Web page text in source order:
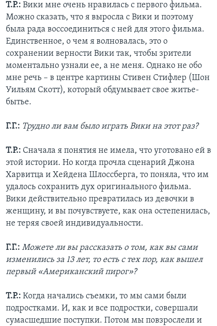
Т.Р.: Вики мне очень нравилась с первого фильма.
Можно сказать, что я выросла с Вики и поэтому
была рада воссоединиться с ней для этого фильма.
Единственное, о чем я волновалась, это о
сохранении верности Вики так, чтобы зрители
моментально узнали ее, а не меня. Однако не обо
мне речь – в центре картины Стивен Стифлер (Шон
Уильям Скотт), который обдумывает свое житье-
бытье.
Г.Г.: Трудно ли вам было играть Вики на этот раз?
Т.Р.: Сначала я понятия не имела, что уготовано ей в
этой истории. Но когда прочла сценарий Джона
Харвитца и Хейдена Шлоссберга, то поняла, что им
удалось сохранить дух оригинального фильма.
Вики действительно превратилась из девочки в
женщину, и вы почувствуете, как она остепенилась,
не теряя своей индивидуальности.
Г.Г.: Можете ли вы рассказать о том, как вы сами
изменились за 13 лет, то есть с тех пор, как вышел
первый «Американский пирог»?
Т.Р.: Когда начались съемки, то мы сами были
подростками. И, как и все подростки, совершали
сумасшедшие поступки. Потом мы повзрослели и